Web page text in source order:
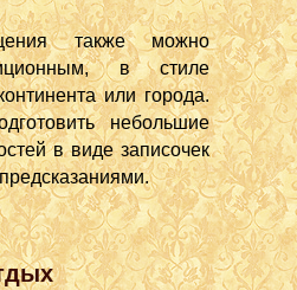
также можно
в стиле
или города.
небольшие
в виде записочек